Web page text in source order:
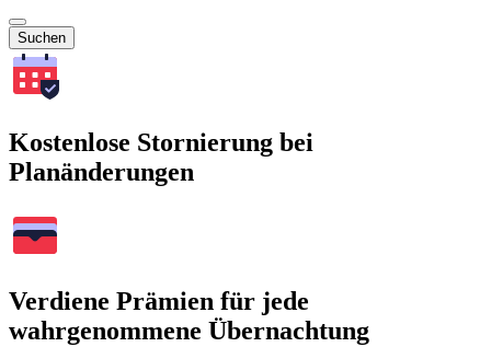
Suchen
Kostenlose Stornierung bei
Planänderungen
Verdiene Prämien für jede
wahrgenommene Übernachtung